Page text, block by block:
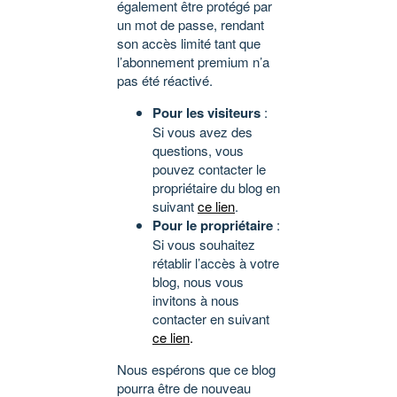
également être protégé par
un mot de passe, rendant
son accès limité tant que
l’abonnement premium n’a
pas été réactivé.
Pour les visiteurs :
Si vous avez des
questions, vous
pouvez contacter le
propriétaire du blog en
suivantce lien.
Pour le propriétaire :
Si vous souhaitez
rétablir l’accès à votre
blog, nous vous
invitons à nous
contacter en suivant
ce lien.
Nous espérons que ce blog
pourra être de nouveau